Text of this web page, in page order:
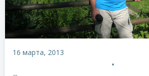
16 марта, 2013
•